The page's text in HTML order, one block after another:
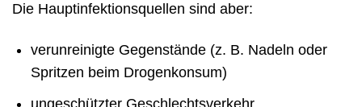
Die Hauptinfektionsquellen sind aber:
verunreinigte Gegenstände (z. B. Nadeln oder
Spritzen beim Drogenkonsum)
ungeschützter Geschlechtsverkehr